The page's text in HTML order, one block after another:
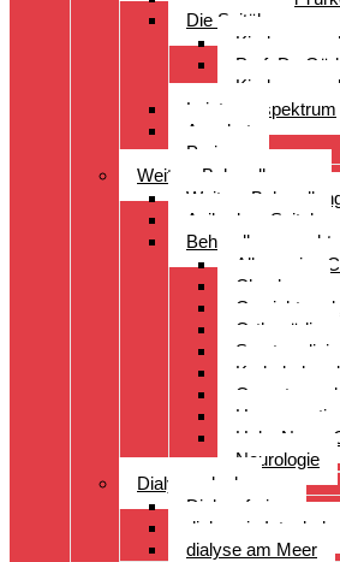
Die Spitäler
Prof. Dr.
Leistungsspektrum
Angebot
Preise
Weitere Behandlungen
Weitere
Acibadem Spital
Allgemeine
Check-up
Orthopädie
Sportmedizin
Hals, Nase,
Neurologie
Dialyseurlaub
Dialyseferien
dialyse in Istanbul
dialyse am Meer